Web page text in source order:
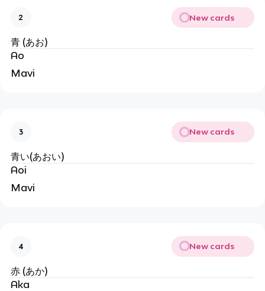
2 New cards
青 (あお)
Ao
Mavi
3 New cards
青い(あおい)
Aoi
Mavi
4 New cards
赤 (あか)
Aka